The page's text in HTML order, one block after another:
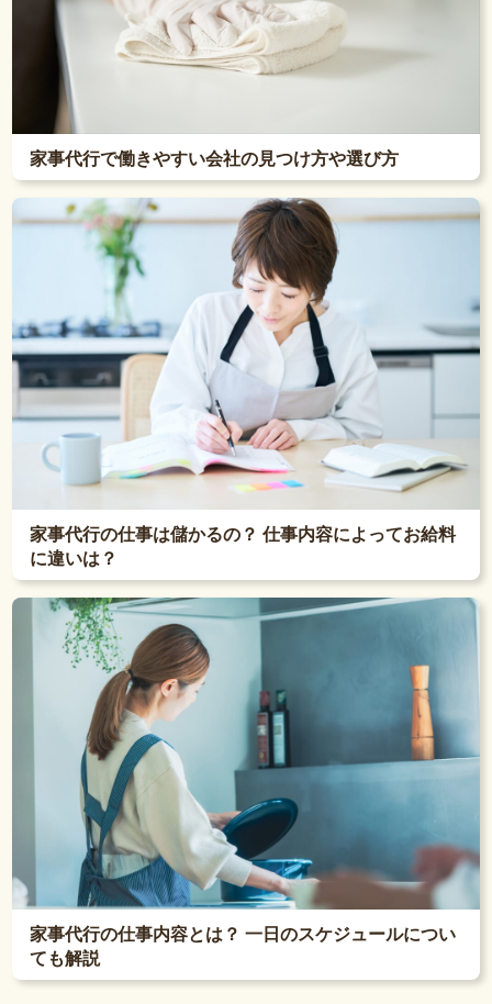
家事代行で働きやすい会社の見つけ方や選び方
家事代行の仕事は儲かるの？ 仕事内容によってお給料
に違いは？
家事代行の仕事内容とは？ 一日のスケジュールについ
ても解説